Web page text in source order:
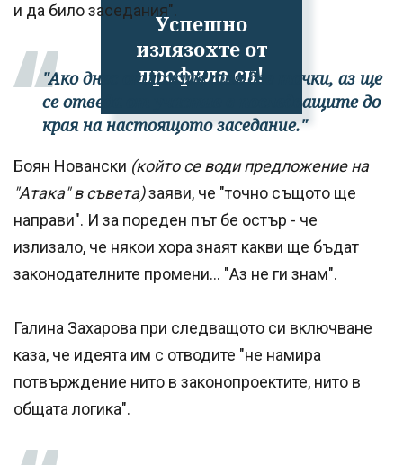
Успешно
излязохте от
профила си!
и да било заседания".
"Ако днес отложим тия две точки, аз ще
се отведа от участие в последващите до
края на настоящото заседание."
Боян Новански (който се води предложение на
"Атака" в съвета)заяви, че "точно същото ще
направи". И за пореден път бе остър - че
излизало, че някои хора знаят какви ще бъдат
законодателните промени... "Аз не ги знам".
Галина Захарова при следващото си включване
каза, че идеята им с отводите "не намира
потвърждение нито в законопроектите, нито в
общата логика".